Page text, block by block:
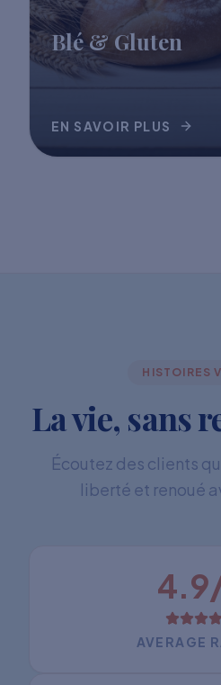
Blé & Gluten
EN SAVOIR PLUS
HISTOIRES
La vie, sans
Écoutez des clients
liberté et renoué
AVERAGE